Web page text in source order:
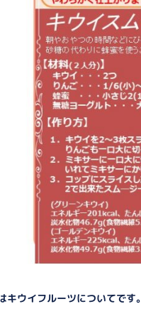
キウイフルーツについてです。